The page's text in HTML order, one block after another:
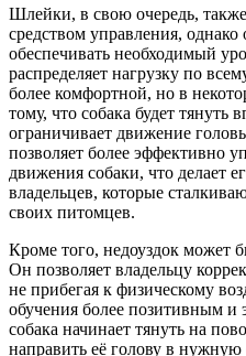
Шлейки, в свою очередь,
средством управления, однако
обеспечивать необходимый
распределяет нагрузку по
более комфортной, но в
тому, что собака будет тянуть
ограничивает движение
позволяет более эффективно
движения собаки, что делает
владельцев, которые
своих питомцев.
Кроме того, недоуздок может
Он позволяет владельцу
не прибегая к физическому
обучения более позитивным
собака начинает тянуть на
направить её голову в